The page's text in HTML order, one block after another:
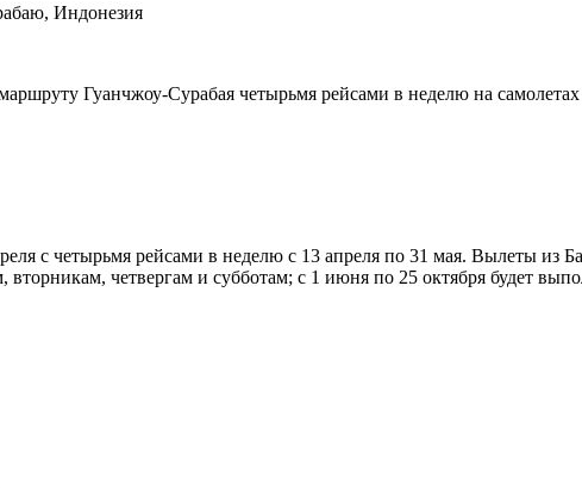
Индонезия
Гуанчжоу-Сурабая четырьмя рейсами в неделю на
с четырьмя рейсами в неделю с 13 апреля по 31 мая. Вылеты из
четвергам и субботам; с 1 июня по 25 октября будет